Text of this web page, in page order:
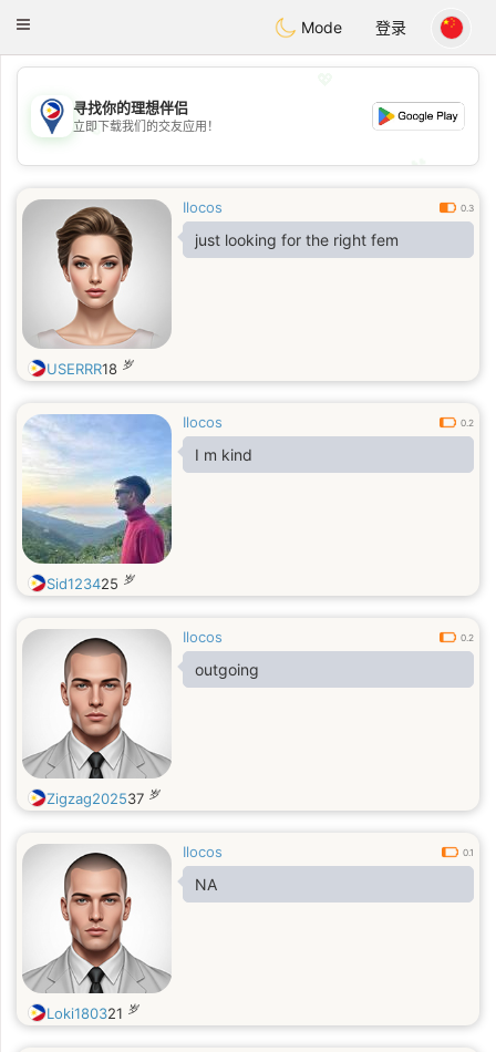
PhilippinesChat
Toggle
Mode 登录
💖
💕
寻找你的理想伴侣
立即下载我们的交友应用！
Ilocos 0.3
just looking for the right fem
USERRR18 岁
Ilocos 0.2
I m kind
Sid123425 岁
Ilocos 0.2
outgoing
Zigzag202537 岁
Ilocos 0.1
NA
Loki180321 岁